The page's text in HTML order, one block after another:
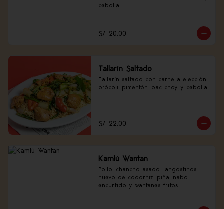
cebolla.
S/ 20.00
Tallarín Saltado
Tallarín saltado con carne a elección,
brócoli, pimentón, pac choy y cebolla.
S/ 22.00
Kamlú Wantan
Pollo, chancho asado, langostinos,
huevo de codorniz, piña, nabo
encurtido y wantanes fritos.